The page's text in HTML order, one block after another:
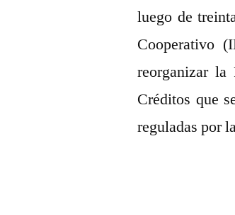
luego de
Cooperativo
reorganizar la
Créditos que
reguladas por